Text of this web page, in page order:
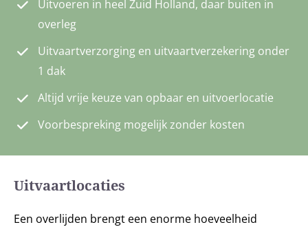
Altijd
persoonlijk
en direct
Uitvoeren
in heel
Zuid
buiten in
Uitvaartverzorging
en
uitvaartverzekering
Altijd vrije
keuze van
opbaar en
Voorbespreking
mogelijk zonder
kosten
Uitvoeren in heel Zuid Holland, daar buiten in
overleg
Uitvaartverzorging en uitvaartverzekering onder
1 dak
Altijd vrije keuze van opbaar en uitvoerlocatie
Voorbespreking mogelijk zonder kosten
Uitvaartlocaties
Een overlijden brengt een enorme hoeveelheid